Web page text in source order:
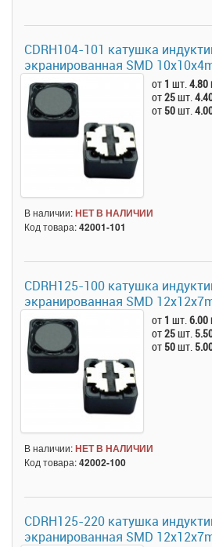
CDRH104-101 катушка
экранированная SMD
от 1 шт.4.80
от25шт.
от 50шт.
В наличии:НЕТ В НАЛИЧИИ
Код товара:42001-101
CDRH125-100 катушка
экранированная SMD
от 1 шт.6.00
от25шт.
от 50шт.
В наличии:НЕТ В НАЛИЧИИ
Код товара:42002-100
CDRH125-220 катушка
экранированная SMD